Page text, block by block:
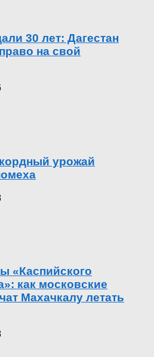
30 лет: Дагестан
на свой
урожай
«Каспийского
как московские
Махачкалу летать